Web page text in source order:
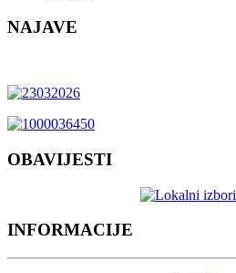
NAJAVE
OBAVIJESTI
INFORMACIJE